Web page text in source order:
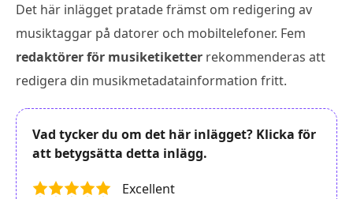
Det här inlägget pratade främst om redigering av
musiktaggar på datorer och mobiltelefoner. Fem
redaktörer för musiketiketter rekommenderas att
redigera din musikmetadatainformation fritt.
Vad tycker du om det här inlägget? Klicka för
att betygsätta detta inlägg.
Excellent